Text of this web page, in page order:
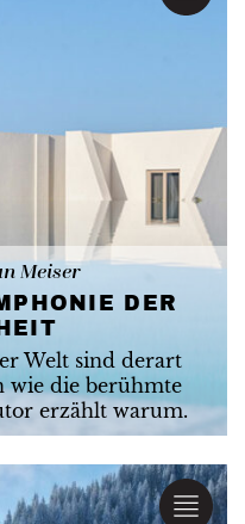
Meiser
DER
Welt sind derart
wie die berühmte
erzählt warum.